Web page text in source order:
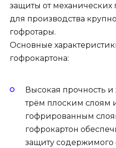
защиты от
для производства
гофротары.
Основные
гофрокартона:
Высокая прочность и
трём плоским слоям
гофрированным
гофрокартон
защиту содержимого